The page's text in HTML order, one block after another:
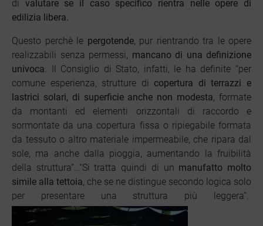
di valutare se il caso specifico rientra nelle opere di
edilizia libera.
Questo perchè le pergotende, pur rientrando tra le opere
realizzabili senza permessi, mancano di una definizione
univoca. Il Consiglio di Stato, infatti, le ha definite “per
comune esperienza, strutture di copertura di terrazzi e
lastrici solari, di superficie anche non modesta, formate
da montanti ed elementi orizzontali di raccordo e
sormontate da una copertura fissa o ripiegabile formata
da tessuto o altro materiale impermeabile, che ripara dal
sole, ma anche dalla pioggia, aumentando la fruibilità
della struttura”…“Si tratta quindi di un manufatto molto
simile alla tettoia, che se ne distingue secondo logica solo
per presentare una struttura più leggera”.